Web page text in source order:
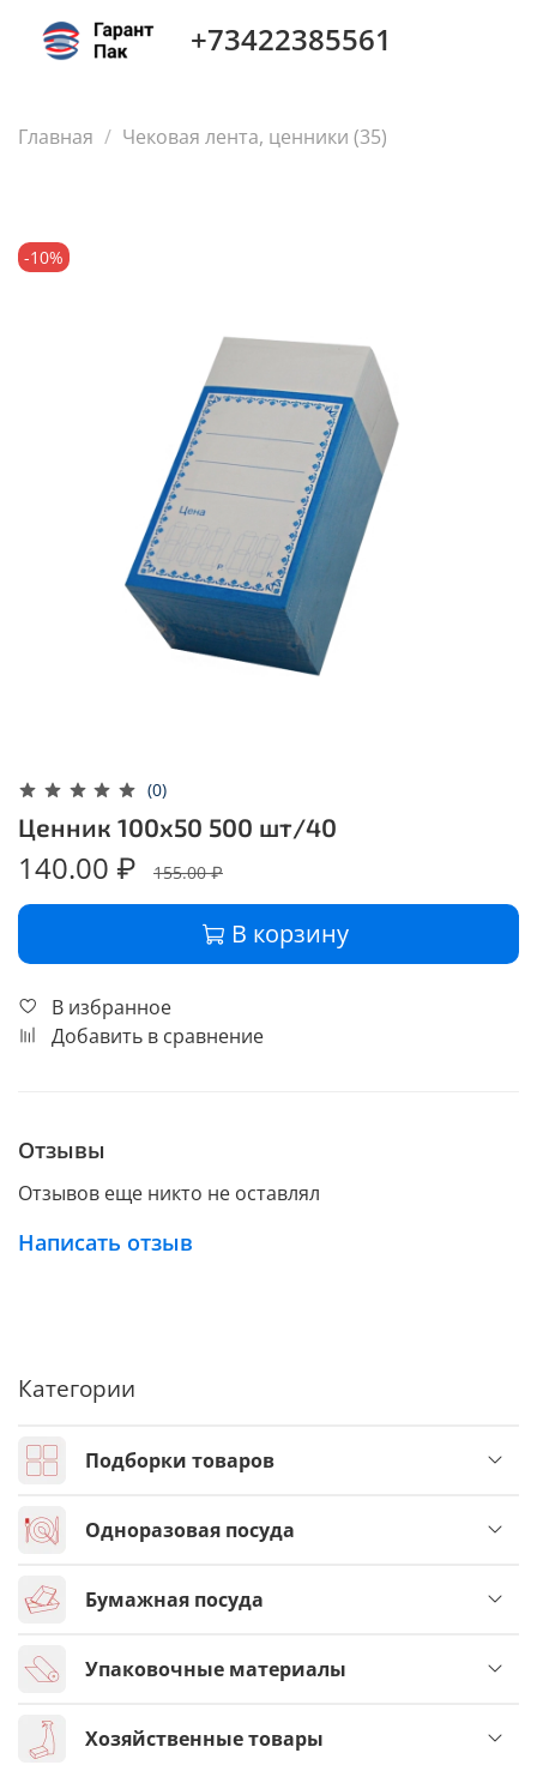
+73422385561
Главная Чековая лента, ценники (35)
-10%
(0)
Ценник 100х50 500 шт/40
140.00 ₽ 155.00 ₽
В корзину
В избранное
Добавить в сравнение
Отзывы
Отзывов еще никто не оставлял
Написать отзыв
Категории
Подборки товаров
Одноразовая посуда
Бумажная посуда
Упаковочные материалы
Хозяйственные товары